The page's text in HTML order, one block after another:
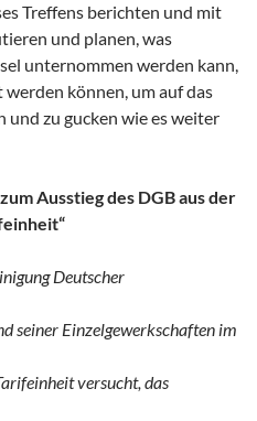
Treffens berichten und mit
und planen, was
unternommen werden kann,
können, um auf das
und zu gucken wie es weiter
Ausstieg des DGB aus der
Deutscher
seiner Einzelgewerkschaften im
versucht, das